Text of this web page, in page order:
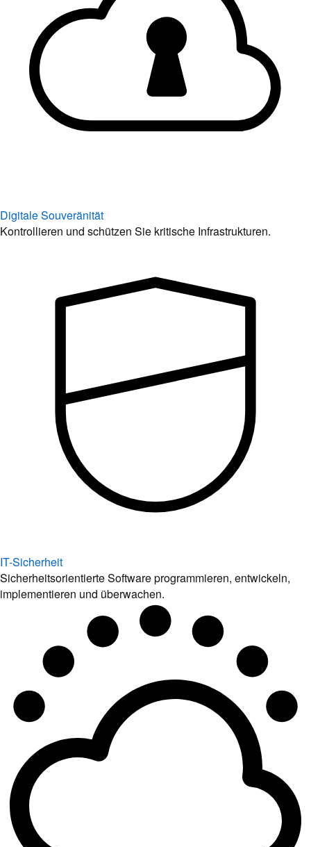
Digitale Souveränität
Kontrollieren und schützen Sie kritische Infrastrukturen.
IT-Sicherheit
Sicherheitsorientierte Software programmieren, entwickeln,
implementieren und überwachen.